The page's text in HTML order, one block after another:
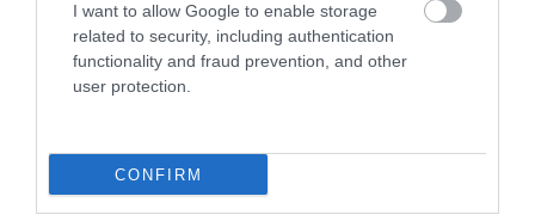
I want to allow Google to enable storage
related to security, including authentication
functionality and fraud prevention, and other
user protection.
CONFIRM
Csontos Dóra
2022. Március 12.
Nagy csalódás volt ! Koszos
Kértünk 2 ízesített limonádét
,ami langyos csap vízzel
hozott ki , mikor szóltunk és